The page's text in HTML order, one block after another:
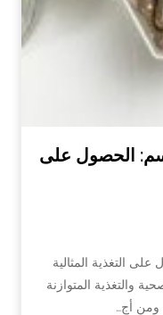
الحصول على
التغذية المثالية
والتغذية المتوازنة
ومن أج…